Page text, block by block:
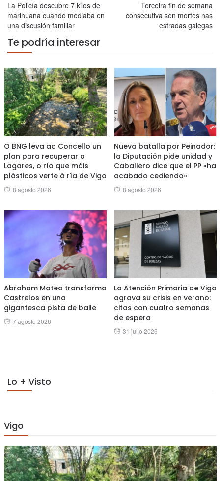
La Policía descubre 7 kilos de
marihuana cuando mediaba en
una discusión familiar
Terceira fin de semana
consecutiva sen mortes nas
estradas galegas
Te podría interesar
O BNG leva ao Concello un
plan para recuperar o
Lagares, o río que máis
plásticos verte á ría de Vigo
Posted
8 agosto 2026
Nueva batalla por Peinador:
la Diputación pide unidad y
Caballero dice que el PP «ha
acabado cediendo»
Posted
8 agosto 2026
Abraham Mateo transforma
Castrelos en una
gigantesca pista de baile
Posted
7 agosto 2026
La Atención Primaria de Vigo
agrava su crisis en verano:
citas con cuatro semanas
de espera
Posted
31 julio 2026
Lo + Visto
Vigo